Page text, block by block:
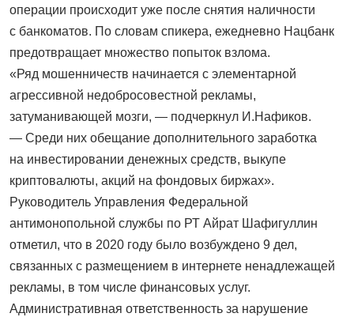
операции происходит уже после снятия наличности
с банкоматов. По словам спикера, ежедневно Нацбанк
предотвращает множество попыток взлома.
«Ряд мошенничеств начинается с элементарной
агрессивной недобросовестной рекламы,
затуманивающей мозги, — подчеркнул И.Нафиков.
— Среди них обещание дополнительного заработка
на инвестировании денежных средств, выкупе
криптовалюты, акций на фондовых биржах».
Руководитель Управления Федеральной
антимонопольной службы по РТ Айрат Шафигуллин
отметил, что в 2020 году было возбуждено 9 дел,
связанных с размещением в интернете ненадлежащей
рекламы, в том числе финансовых услуг.
Административная ответственность за нарушение